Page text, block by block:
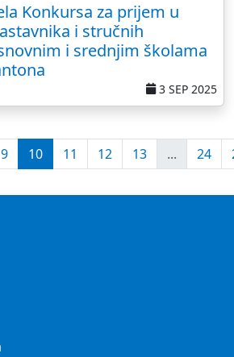
Konkursa za prijem u
i stručnih
i srednjim školama
3 SEP 2025
9 10 11 12 13 ... 24